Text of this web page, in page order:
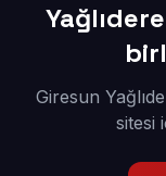
Giresun
sitesi